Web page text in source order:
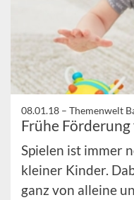
08.01.18 – Themenwelt
Frühe
Spielen ist immer
kleiner Kinder.
ganz von alleine